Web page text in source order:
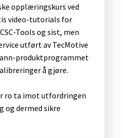
opplæringskurs ved
video-tutorials for
Tools og sist, men
utført av TecMotive
produktprogrammet
å gjøre.
ro ta imot utfordringen
og dermed sikre